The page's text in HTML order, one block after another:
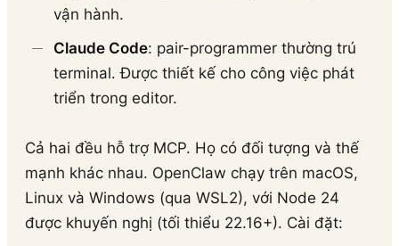
vận hành.
Claude Code: pair-programmer thường trú
terminal. Được thiết kế cho công việc phát
triển trong editor.
Cả hai đều hỗ trợ MCP. Họ có đối tượng và thế
mạnh khác nhau. OpenClaw chạy trên macOS,
Linux và Windows (qua WSL2), với Node 24
được khuyến nghị (tối thiểu 22.16+). Cài đặt: